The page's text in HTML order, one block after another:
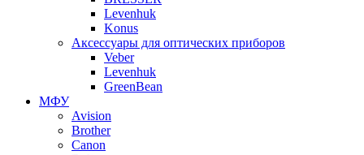
Levenhuk
Konus
Аксессуары для оптических приборов
Veber
Levenhuk
GreenBean
МФУ
Avision
Brother
Canon